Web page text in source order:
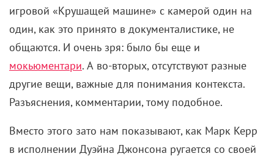
игровой «Крушащей машине» с камерой один на
один, как это принято в документалистике, не
общаются. И очень зря: было бы еще и
мокьюментари. А во-вторых, отсутствуют разные
другие вещи, важные для понимания контекста.
Разъяснения, комментарии, тому подобное.
Вместо этого зато нам показывают, как Марк Керр
в исполнении Дуэйна Джонсона ругается со своей